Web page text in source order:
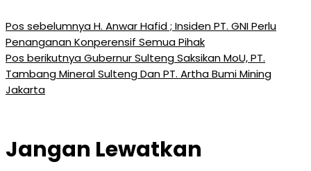
Pos sebelumnyaH. Anwar Hafid ; Insiden PT. GNI Perlu
Penanganan Konperensif Semua Pihak
Pos berikutnyaGubernur Sulteng Saksikan MoU, PT.
Tambang Mineral Sulteng Dan PT. Artha Bumi Mining
Jakarta
Jangan Lewatkan